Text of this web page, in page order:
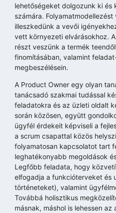
lehetőségeket dolgozunk ki és
számára.
illeszkedünk a vevői
vett környezeti elvárásokhoz.
részt veszünk a termék
finomításában, valamint
megbeszélésein.
A Product Owner egy olyan
tanácsadó szakmai tudással
feladatokra és az üzleti oldalt
során közösen, együtt
ügyfél érdekeit képviseli a
a scrum csapattal közös
folyamatosan kapcsolatot tart
leghatékonyabb megoldások
Legfőbb feladata, hogy
elfogadja a funkcióterveket és
történeteket), valamint
Továbbá holisztikus
másnak, máshol is lehessen